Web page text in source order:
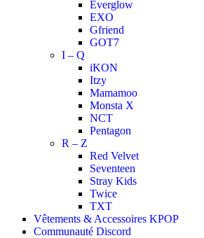
Everglow
EXO
Gfriend
GOT7
I – Q
iKON
Itzy
Mamamoo
Monsta X
NCT
Pentagon
R – Z
Red Velvet
Seventeen
Stray Kids
Twice
TXT
Vêtements & Accessoires KPOP
Communauté Discord